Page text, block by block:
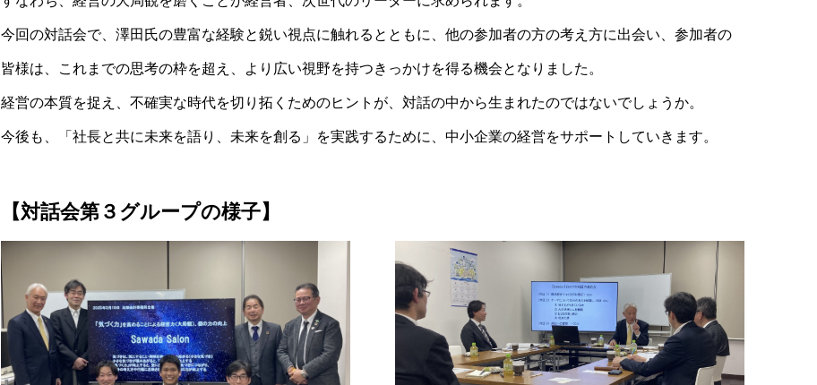
今回の対話会で、澤田氏の豊富な経験と鋭い視点に触れるとともに、他の参加者の方の考え方に出会い、参加者の
皆様は、これまでの思考の枠を超え、より広い視野を持つきっかけを得る機会となりました。
経営の本質を捉え、不確実な時代を切り拓くためのヒントが、対話の中から生まれたのではないでしょうか。
今後も、「社長と共に未来を語り、未来を創る」を実践するために、中小企業の経営をサポートしていきます。
【対話会第３グループの様子】